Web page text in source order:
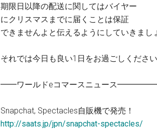
期限日以降の配送に関してはバイヤー
にクリスマスまでに届くことは保証
できませんよと伝えるようにしていきまし
それでは今日も良い1日をお過ごしください
━━ワールドeコマースニュー
Snapchat, Spectacles自販機で発売！
http://saats.jp/jpn/snapchat-spectacles/